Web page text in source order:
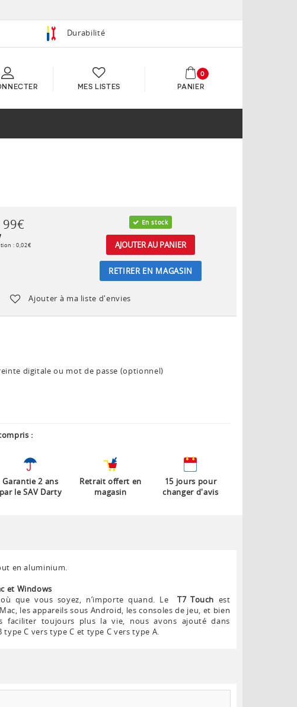
Durabilité
MES LISTES PANIER
0
99€
:0,02€
En stock
AJOUTER AU PANIER
RETIRER EN MAGASIN
Ajouter à ma liste d'envies
digitale ou mot de passe (optionnel)
:
Garantie 2 ans
par le SAV Darty
Retrait offert en
magasin
15 jours pour
changer d'avis
en aluminium.
et Windows
que vous soyez, n’importe quand. Le T7 Touch est
les appareils sous Android, les consoles de jeu, et bien
faciliter toujours plus la vie, nous avons ajouté dans
type C vers type C et type C vers type A.